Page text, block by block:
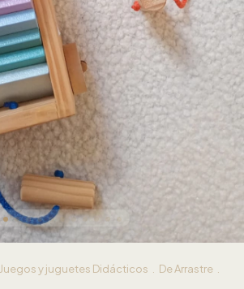
Juegos y juguetes Didácticos De Arrastre